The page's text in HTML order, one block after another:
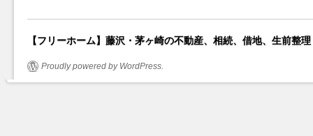
【フリーホーム】藤沢・茅ヶ崎の不動産、相続、借地、生前整理
Proudly powered by WordPress.